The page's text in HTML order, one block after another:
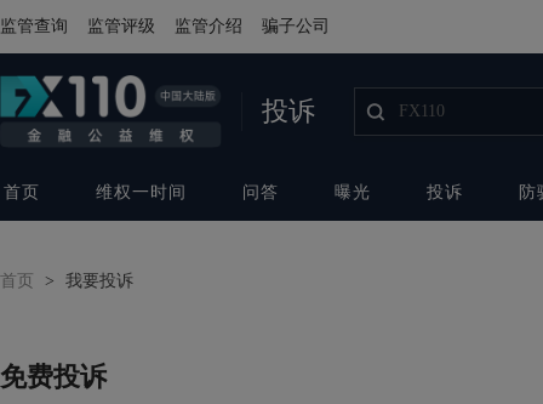
监管查询 监管评级 监管介绍 骗子公司
投诉
首页 维权一时间 问答 曝光 投诉 防
首页 > 我要投诉
免费投诉